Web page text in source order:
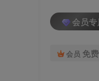
会员
会员 免费